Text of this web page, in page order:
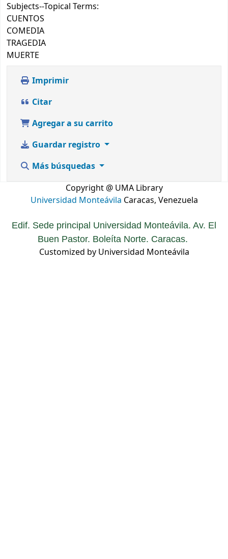
Subjects--Topical Terms:
CUENTOS
COMEDIA
TRAGEDIA
MUERTE
Imprimir
Citar
Agregar a su carrito
Guardar registro
Más búsquedas
Copyright @ UMA Library
Universidad Monteávila Caracas, Venezuela
Edif. Sede principal Universidad Monteávila. Av. El
Buen Pastor. Boleíta Norte. Caracas.
Customized by Universidad Monteávila